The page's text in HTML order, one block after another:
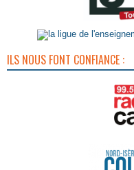
ILS NOUS FONT CONFIANCE :